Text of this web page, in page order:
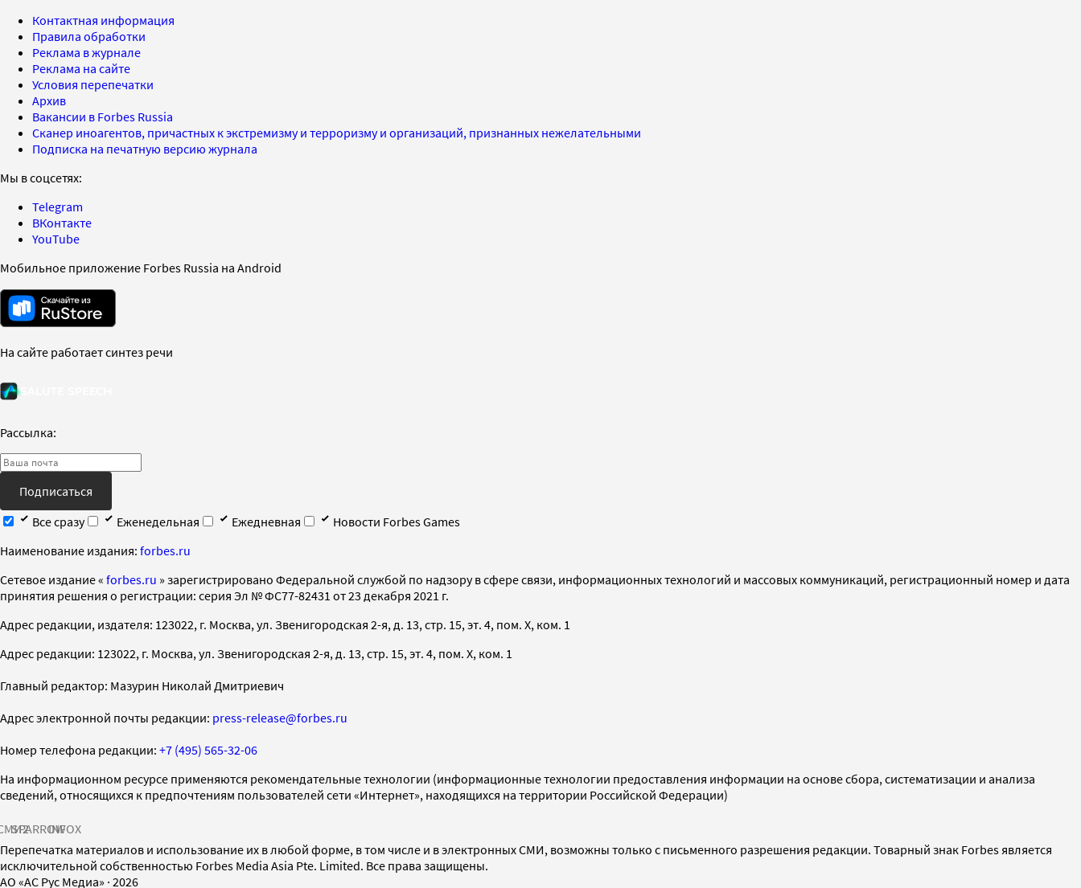
Контактная информация
Правила обработки
Реклама в журнале
Реклама на сайте
Условия перепечатки
Архив
Вакансии в Forbes Russia
Сканер иноагентов, причастных к экстремизму и терроризму и организаций, признанных нежелательными
Подписка на печатную версию журнала
Мы в соцсетях:
Telegram
ВКонтакте
YouTube
Мобильное приложение Forbes Russia на Android
На сайте работает синтез речи
Рассылка:
Подписаться
Все сразу
Еженедельная Ежедневная
Новости Forbes Games
Наименование издания: forbes.ru
Cетевое издание « forbes.ru » зарегистрировано Федеральной службой по надзору в сфере связи, информационных технологий и массовых коммуникаций, регистрационный номер и дата
принятия решения о регистрации: серия Эл № ФС77-82431 от 23 декабря 2021 г.
Адрес редакции, издателя: 123022, г. Москва, ул. Звенигородская 2-я, д. 13, стр. 15, эт. 4, пом. X, ком. 1
Адрес редакции: 123022, г. Москва, ул. Звенигородская 2-я, д. 13, стр. 15, эт. 4, пом. X, ком. 1
Главный редактор: Мазурин Николай Дмитриевич
Адрес электронной почты редакции: press-release@forbes.ru
Номер телефона редакции: +7 (495) 565-32-06
На информационном ресурсе применяются рекомендательные технологии (информационные технологии предоставления информации на основе сбора, систематизации и анализа
сведений, относящихся к предпочтениям пользователей сети «Интернет», находящихся на территории Российской Федерации)
SPARROWINFOX
Перепечатка материалов и использование их в любой форме, в том числе и в электронных СМИ, возможны только с письменного разрешения редакции. Товарный знак Forbes является
исключительной собственностью Forbes Media Asia Pte. Limited. Все права защищены.
AO «АС Рус Медиа» · 2026